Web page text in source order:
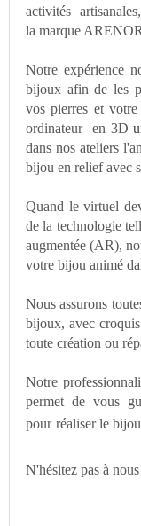
activités
la marque
Notre expérience
bijoux afin de les
vospierres et
ordinateuren 3D
dans nos ateliers
bijou en relief avec
Quand le virtuel
de la technologie
augmentée (AR),
votre bijou animé
Nous assurons
bijoux, avec
toute
Notre
permet de vous
pour réaliser le
N'hésitez pas à